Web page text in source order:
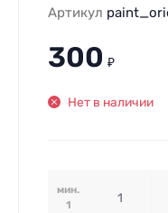
Артикул
300 ₽
Нет в наличии
мин.
1